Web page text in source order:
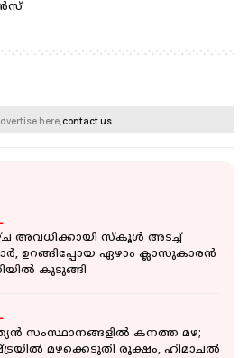
here,contact us
അവധിക്കായി സ്‌കൂള്‍ അടച്ച്
ഉറങ്ങിപ്പോയ ഏഴാം ക്ലാസുകാരന്‍
കുടുങ്ങി
സംസ്ഥാനങ്ങളിൽ കനത്ത മഴ;
മഴക്കെടുതി രൂക്ഷം, ഹിമാചൽ